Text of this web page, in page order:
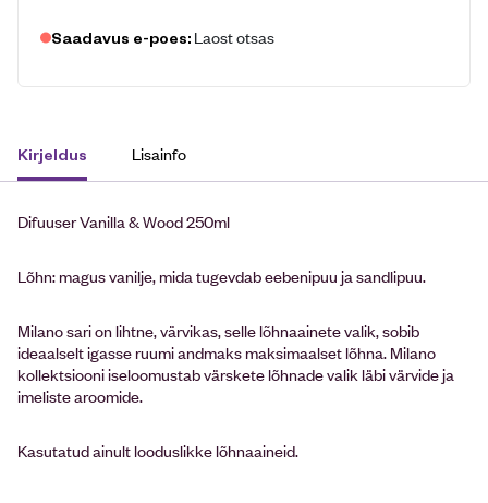
Saadavus e-poes: Laost otsas
Kirjeldus Lisainfo
Difuuser Vanilla & Wood 250ml
Lõhn: magus vanilje, mida tugevdab eebenipuu ja sandlipuu.
Milano sari on lihtne, värvikas, selle lõhnaainete valik, sobib
ideaalselt igasse ruumi andmaks maksimaalset lõhna. Milano
kollektsiooni iseloomustab värskete lõhnade valik läbi värvide ja
imeliste aroomide.
Kasutatud ainult looduslikke lõhnaaineid.